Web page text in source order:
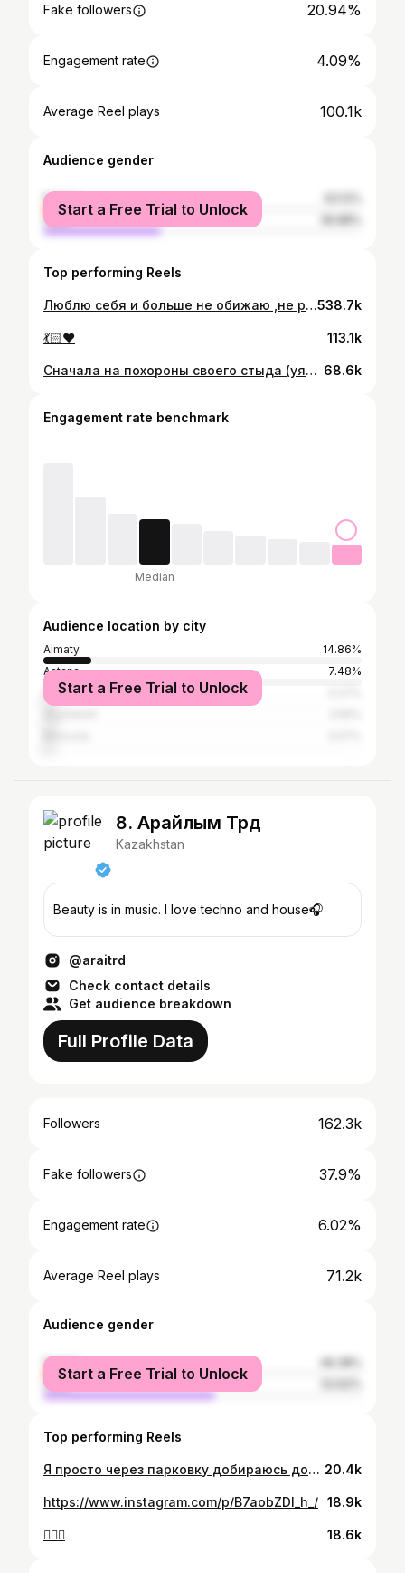
Fake followers 20.94%
Engagement rate 4.09%
Average Reel plays 100.1k
Audience gender
female
male
Start a Free Trial to Unlock
Top performing Reels
Люблю себя и больше не обижаю ,не ругаю 🤍538.7k
💃🏻♥️ 113.1k
Сначала на похороны своего стыда (уята) , потом в офис 🫦📎 68.6k
Engagement rate benchmark
Median
Audience location by city
Almaty
14.86%
Astana
7.48%
Bishkek
Start a Free Trial to Unlock
8. Арайлым Трд
Kazakhstan
Beauty is in music. I love techno and house🎧
@araitrd
Check contact details
Get audience breakdown
Full Profile Data
Followers 162.3k
Fake followers 37.9%
Engagement rate 6.02%
Average Reel plays 71.2k
Audience gender
female
male
Start a Free Trial to Unlock
Top performing Reels
Я просто через парковку добираюсь домой😁 20.4k
https://www.instagram.com/p/B7aobZDl_h_/ 18.9k
🏄‍♀️🌴 18.6k